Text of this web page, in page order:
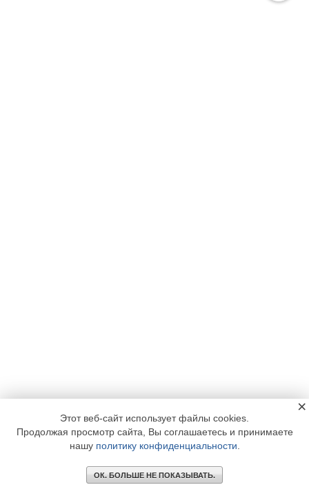
Этот веб-сайт использует файлы cookies.
Продолжая просмотр сайта, Вы соглашаетесь и принимаете
нашу политику конфиденциальности
ОК. БОЛЬШЕ НЕ ПОКАЗЫВАТЬ.
×